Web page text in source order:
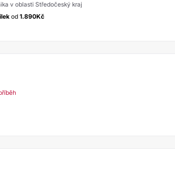
v oblasti Středočeský kraj
od 1.890Kč